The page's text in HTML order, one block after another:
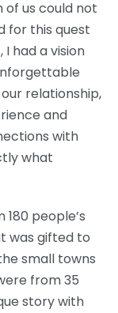
of us could not
for this quest
had a vision
relationship,
and
with
what
people’s
was gifted to
small towns
from 35
story with